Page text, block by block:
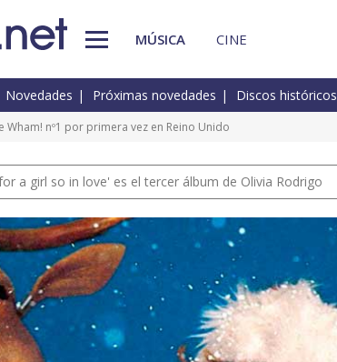
MÚSICA CINE
Novedades Próximas novedades Discos históricos
Wham! nº1 por primera vez en Reino Unido
a girl so in love' es el tercer álbum de Olivia Rodrigo